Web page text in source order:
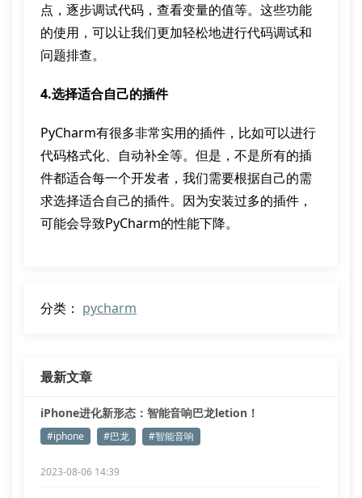
点，逐步调试代码，查看变量的值等。这些功能
的使用，可以让我们更加轻松地进行代码调试和
问题排查。
4.选择适合自己的插件
PyCharm有很多非常实用的插件，比如可以进行
代码格式化、自动补全等。但是，不是所有的插
件都适合每一个开发者，我们需要根据自己的需
求选择适合自己的插件。因为安装过多的插件，
可能会导致PyCharm的性能下降。
分类： pycharm
最新文章
iPhone进化新形态：智能音响巴龙letion！
#iphone #巴龙 #智能音响
2023-08-06 14:39